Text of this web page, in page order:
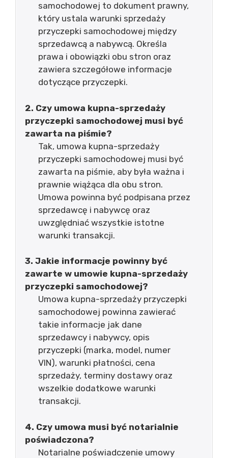
samochodowej to dokument prawny,
który ustala warunki sprzedaży
przyczepki samochodowej między
sprzedawcą a nabywcą. Określa
prawa i obowiązki obu stron oraz
zawiera szczegółowe informacje
dotyczące przyczepki.
2. Czy umowa kupna-sprzedaży
przyczepki samochodowej musi być
zawarta na piśmie?
Tak, umowa kupna-sprzedaży
przyczepki samochodowej musi być
zawarta na piśmie, aby była ważna i
prawnie wiążąca dla obu stron.
Umowa powinna być podpisana przez
sprzedawcę i nabywcę oraz
uwzględniać wszystkie istotne
warunki transakcji.
3. Jakie informacje powinny być
zawarte w umowie kupna-sprzedaży
przyczepki samochodowej?
Umowa kupna-sprzedaży przyczepki
samochodowej powinna zawierać
takie informacje jak dane
sprzedawcy i nabywcy, opis
przyczepki (marka, model, numer
VIN), warunki płatności, cena
sprzedaży, terminy dostawy oraz
wszelkie dodatkowe warunki
transakcji.
4. Czy umowa musi być notarialnie
poświadczona?
Notarialne poświadczenie umowy